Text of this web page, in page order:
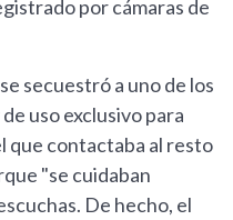
por cámaras de
secuestró a uno de los
uso exclusivo para
que contactaba al resto
"se cuidaban
De hecho, el